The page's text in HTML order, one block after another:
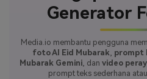
Generator
Media.io membantu pengguna
foto AI Eid Mubarak, prompt
Mubarak Gemini, dan video
prompt teks sederhana